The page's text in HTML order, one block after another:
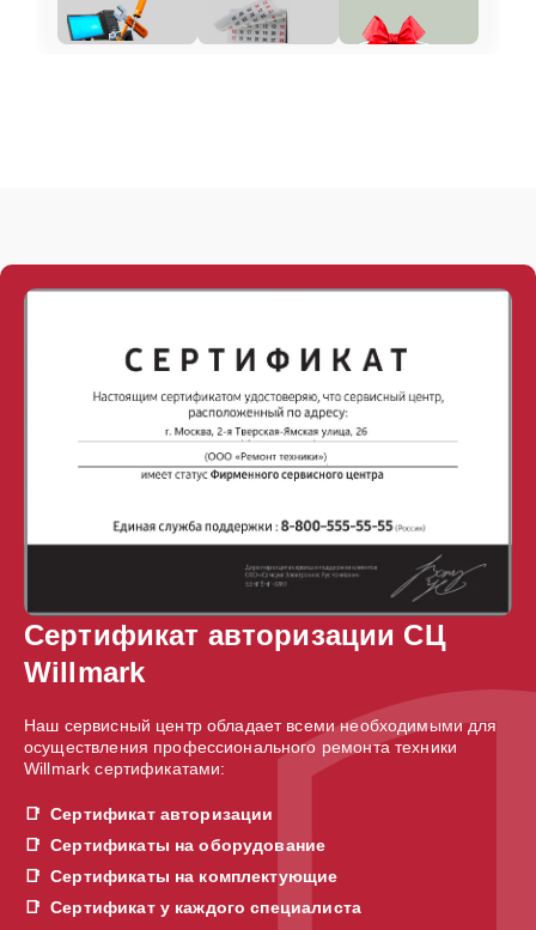
Сертификат авторизации СЦ
Willmark
Наш сервисный центр обладает всеми необходимыми для
осуществления профессионального ремонта техники
Willmark сертификатами:
Сертификат авторизации
Сертификаты на оборудование
Сертификаты на комплектующие
Сертификат у каждого специалиста